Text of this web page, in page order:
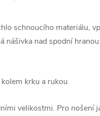
schnoucího materiálu,
nášivka nad spodní
krku a rukou
velikostmi. Pro nošení